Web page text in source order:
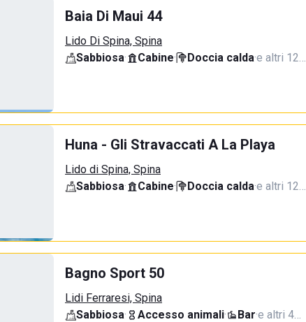
Baia Di Maui 44
Lido Di Spina, Spina
Sabbiosa· Cabine· Doccia calda·e altri 12…
Huna - Gli Stravaccati A La Playa
Lido di Spina, Spina
Sabbiosa· Cabine· Doccia calda·e altri 12…
Bagno Sport 50
Lidi Ferraresi, Spina
Sabbiosa· Accesso animali· Bar·e altri 4…